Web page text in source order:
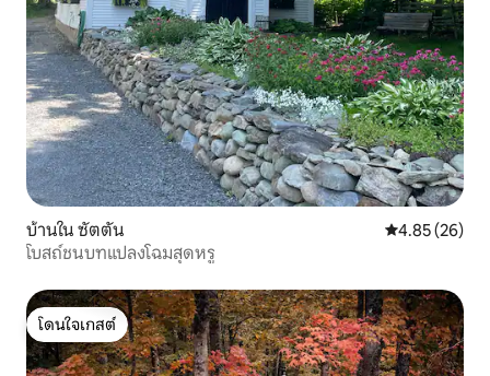
บ้านใน ซัตตัน คะแนนเฉลี่ย
4.85 (26)
โบสถ์ชนบทแปลงโฉมสุดหรู
โดนใจเกสต์
โดนใจเกสต์